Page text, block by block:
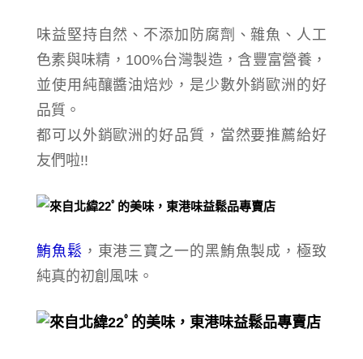
味益堅持自然、 不添加防腐劑、雜魚、人工
色素與味精，100%台灣製造，含豐富營養，
並使用純釀醬油焙炒，是少數外銷歐洲的好
品質。
都可以外銷歐洲的好品質，當然要推薦給好
友們啦!!
鮪魚鬆 ， 東港三寶之一的黑鮪魚製成，極致
純真的初創風味。